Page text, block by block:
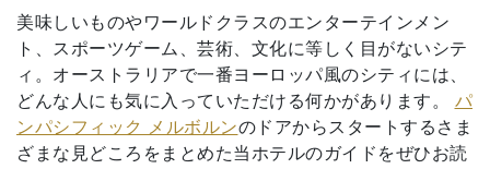
美味しいものやワールドクラスのエンターテインメン
ト、スポーツゲーム、芸術、文化に等しく目がないシテ
ィ。オーストラリアで一番ヨーロッパ風のシティには、
どんな人にも気に入っていただける何かがあります。 パ
ンパシフィック メルボルンのドアからスタートするさま
ざまな見どころをまとめた当ホテルのガイドをぜひお読